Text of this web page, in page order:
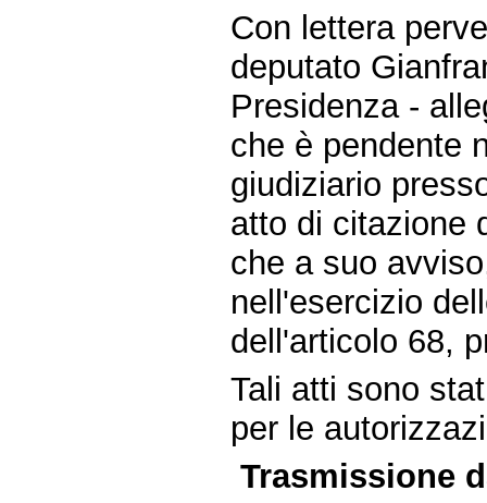
Con lettera
deputato
Presidenza -
che è pendente
giudiziario
atto di citazione
che a suo
nell'esercizio
dell'articolo 68,
Tali atti sono
per le
Trasmissione